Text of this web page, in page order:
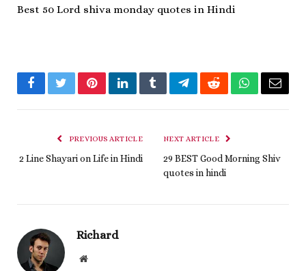
Best 50 Lord shiva monday quotes in Hindi
FacebookTwitterPinterestLinkedInTumblrTelegramRedditWhatsApp
Email
PREVIOUS ARTICLE
2 Line Shayari on Life in Hindi
NEXT ARTICLE
29 BEST Good Morning Shiv
quotes in hindi
Richard
Website